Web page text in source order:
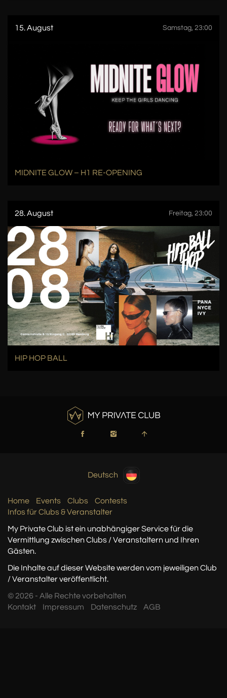
15. August Samstag, 23:00
MIDNITE GLOW – H1 RE-OPENING
28. August Freitag, 23:00
HIP HOP BALL
Deutsch
Home Events Clubs
Contests
Infos für Clubs & Veranstalter
My Private Club ist ein unabhängiger Servicefür die
Vermittlung zwischen Clubs / Veranstaltern und Ihren
Gästen.
Die Inhalte auf dieser Website werden vom jeweiligen Club
/ Veranstalter veröffentlicht.
© 2026 - Alle Rechte vorbehalten
Kontakt
Impressum Datenschutz AGB